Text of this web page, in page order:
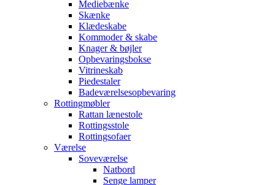
Mediebænke
Skænke
Klædeskabe
Kommoder & skabe
Knager & bøjler
Opbevaringsbokse
Vitrineskab
Piedestaler
Badeværelsesopbevaring
Rottingmøbler
Rattan lænestole
Rottingsstole
Rottingsofaer
Værelse
Soveværelse
Natbord
Senge lamper